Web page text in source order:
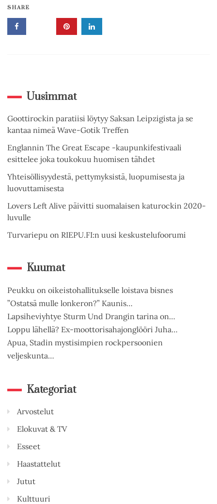
SHARE
Uusimmat
Goottirockin paratiisi löytyy Saksan Leipzigista ja se
kantaa nimeä Wave-Gotik Treffen
Englannin The Great Escape -kaupunkifestivaali
esittelee joka toukokuu huomisen tähdet
Yhteisöllisyydestä, pettymyksistä, luopumisesta ja
luovuttamisesta
Lovers Left Alive päivitti suomalaisen katurockin 2020-
luvulle
Turvariepu on RIEPU.FI:n uusi keskustelufoorumi
Kuumat
Peukku on oikeistohallitukselle loistava bisnes
”Ostatsä mulle lonkeron?” Kaunis…
Lapsiheviyhtye Sturm Und Drangin tarina on…
Loppu lähellä? Ex-moottorisahajonglööri Juha…
Apua, Stadin mystisimpien rockpersoonien
veljeskunta…
Kategoriat
Arvostelut
Elokuvat & TV
Esseet
Haastattelut
Jutut
Kulttuuri